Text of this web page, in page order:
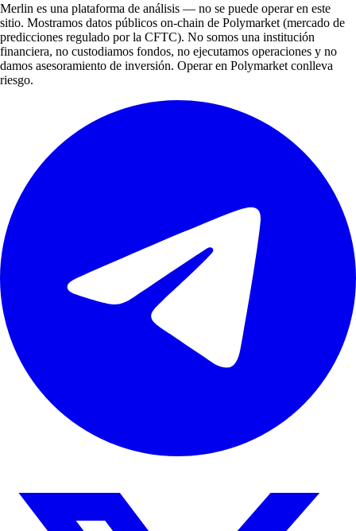
Merlin es una plataforma de análisis — no se puede operar en este
sitio. Mostramos datos públicos on-chain de Polymarket (mercado de
predicciones regulado por la CFTC). No somos una institución
financiera, no custodiamos fondos, no ejecutamos operaciones y no
damos asesoramiento de inversión. Operar en Polymarket conlleva
riesgo.